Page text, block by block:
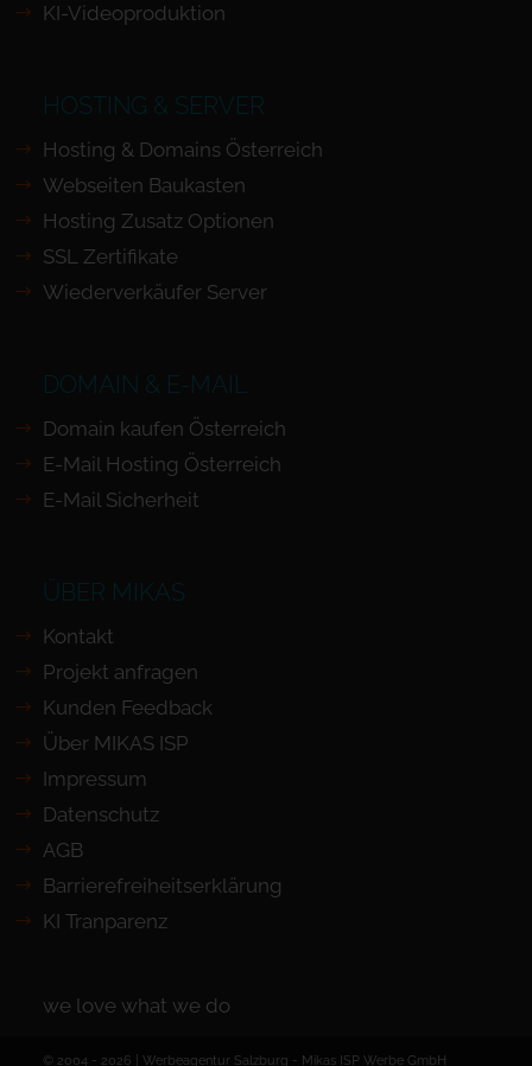
KI-Videoproduktion
HOSTING & SERVER
Hosting & Domains Österreich
Webseiten Baukasten
Hosting Zusatz Optionen
SSL Zertifikate
Wiederverkäufer Server
DOMAIN & E-MAIL
Domain kaufen Österreich
E-Mail Hosting Österreich
E-Mail Sicherheit
ÜBER MIKAS
Kontakt
Projekt anfragen
Kunden Feedback
Über MIKAS ISP
Impressum
Datenschutz
AGB
Barrierefreiheits­erklärung
KI Tranparenz
we love what we do
© 2004 - 2026 | Werbeagentur Salzburg - Mikas ISP Werbe GmbH